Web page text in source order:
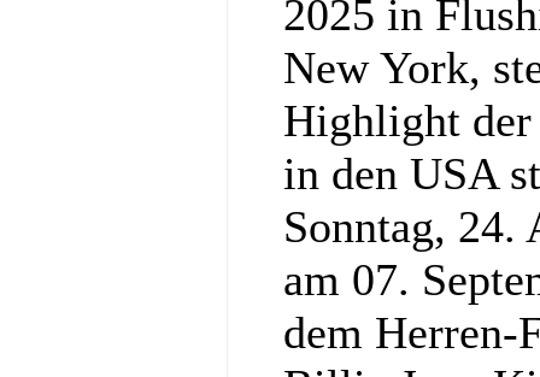
2025 in
New York,
Highlight
in den USA
Sonntag, 24.
am 07.
dem Herren-